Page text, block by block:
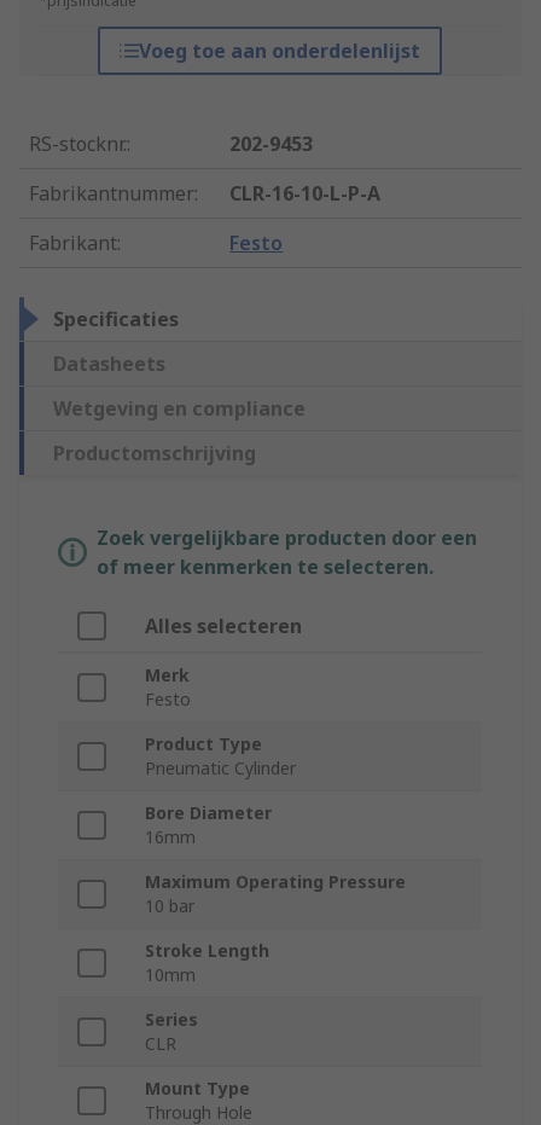
Voeg toe aan onderdelenlijst
RS-stocknr.:
202-9453
Fabrikantnummer:
CLR-16-10-L-P-A
Fabrikant: Festo
Specificaties
Datasheets
Wetgeving en compliance
Productomschrijving
Zoek vergelijkbare producten door een
of meer kenmerken te selecteren.
Alles selecteren
Merk
Festo
Product Type
Pneumatic Cylinder
Bore Diameter
16mm
Maximum Operating Pressure
10 bar
Stroke Length
10mm
Series
CLR
Mount Type
Through Hole